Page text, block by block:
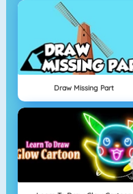
Draw Missing Part